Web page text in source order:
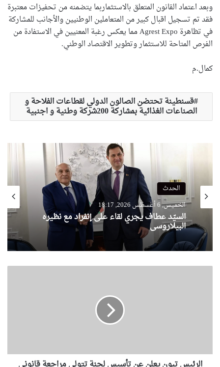
وبعد اعتماد القانون المتعلق بالاستثماربما يتضمنه من تحفيزات معتبرة
فقد تم تسجيل اقبال كبير من المتعاملين الوطنيين والأجانب للمشاركة
في تظاهرة Agrest Expo مما يعكس رغبة المعنيين في الاستفادة من
الفرص المتاحة للاستثمار وتطوير الاقتصاد الوطني.
كمال.م
قسنطينة تحتضن الصالون الدولي لقطاعات الفلاحة و
الصناعات الغذائية بمشاركة 200شركة وطنية و اجنبية
الحدث
الخميس, 6 أغسطس 2026, 18:17
السيّد عطاف يجري لقاء على إنفراد مع نظيره
البيلاروسي
و